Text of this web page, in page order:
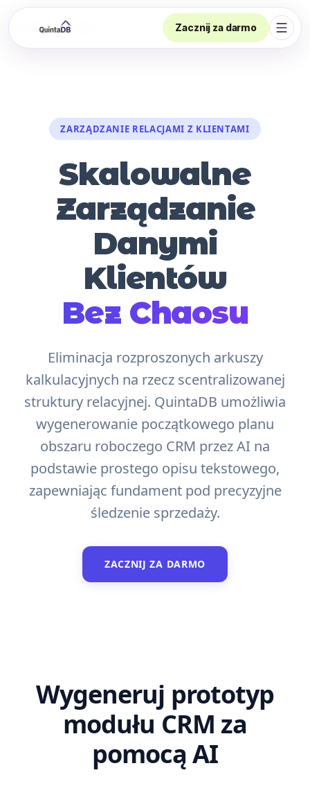
Zacznij za darmo
ZARZĄDZANIE RELACJAMI Z KLIENTAMI
Skalowalne
Zarządzanie
Danymi
Klientów
Bez Chaosu
Eliminacja rozproszonych arkuszy
kalkulacyjnych na rzecz scentralizowanej
struktury relacyjnej. QuintaDB umożliwia
wygenerowanie początkowego planu
obszaru roboczego CRM przez AI na
podstawie prostego opisu tekstowego,
zapewniając fundament pod precyzyjne
śledzenie sprzedaży.
ZACZNIJ ZA DARMO
Wygeneruj prototyp
modułu CRM za
pomocą AI